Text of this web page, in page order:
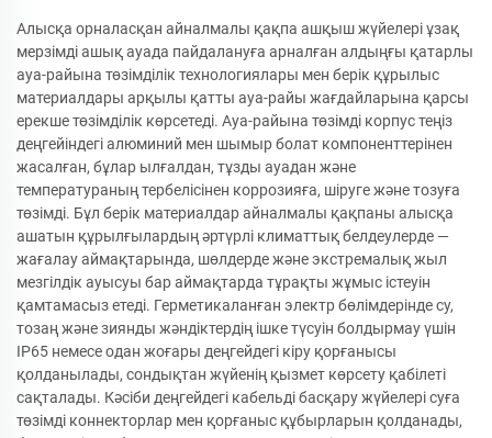
Алысқа орналасқан айналмалы қақпа ашқыш жүйелері ұзақ
мерзімді ашық ауада пайдалануға арналған алдыңғы қатарлы
ауа-райына төзімділік технологиялары мен берік құрылыс
материалдары арқылы қатты ауа-райы жағдайларына қарсы
ерекше төзімділік көрсетеді. Ауа-райына төзімді корпус теңіз
деңгейіндегі алюминий мен шымыр болат компоненттерінен
жасалған, бұлар ылғалдан, тұзды ауадан және
температураның тербелісінен коррозияға, шіруге және тозуға
төзімді. Бұл берік материалдар айналмалы қақпаны алысқа
ашатын құрылғылардың әртүрлі климаттық белдеулерде —
жағалау аймақтарында, шөлдерде және экстремалық жыл
мезгілдік ауысуы бар аймақтарда тұрақты жұмыс істеуін
қамтамасыз етеді. Герметикаланған электр бөлімдерінде су,
тозаң және зиянды жәндіктердің ішке түсуін болдырмау үшін
IP65 немесе одан жоғары деңгейдегі кіру қорғанысы
қолданылады, сондықтан жүйенің қызмет көрсету қабілеті
сақталады. Кәсіби деңгейдегі кабельді басқару жүйелері суға
төзімді коннекторлар мен қорғаныс құбырларын қолданады,